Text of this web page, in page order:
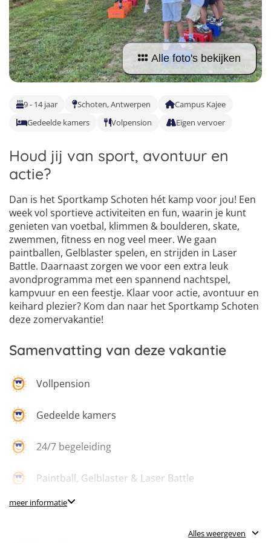
Malta
Nederland
Buitenland
Surfkampen Buitenland
Surfkampen 18+
Taalvakanties Duits
Taalvakanties Italiaans
1
2
3
4
Alle foto's bekijken
9 - 14 jaar Schoten, Antwerpen
Campus Kajee
Gedeelde kamers
Volpension Eigen vervoer
Houd jij van sport, avontuur en
actie?
Dan is het Sportkamp Schoten hét kamp voor jou! Een
week vol sportieve activiteiten en fun, waarin je kunt
genieten van voetbal, klimmen & boulderen, skate,
zwemmen, fitness en nog veel meer. We gaan
paintballen, Gelblaster spelen, en strijden in Laser
Battle. Daarnaast zorgen we voor een extra leuk
avondprogramma met een spannend nachtspel,
kampvuur en een feestje. Klaar voor actie, avontuur en
keihard plezier? Kom dan naar het Sportkamp Schoten
deze zomervakantie!
Samenvatting van deze vakantie
Vollpension
Gedeelde kamers
24/7 begeleiding
Paintball, Gelblaster & Laser Battle
Klimmen en boulderen
meer informatie
Alles weergeven